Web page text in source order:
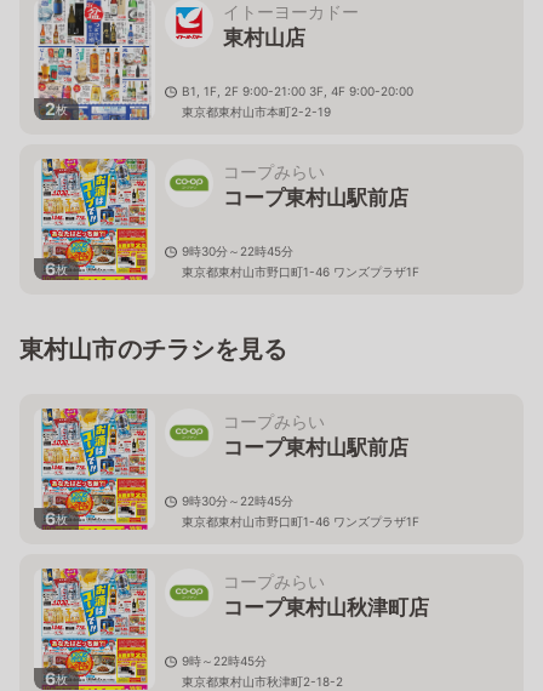
2枚
イトーヨーカドー
東村山店
B1, 1F, 2F 9:00-21:00 3F, 4F 9:00-20:00
東京都東村山市本町2-2-19
6枚
コープみらい
コープ東村山駅前店
9時30分～22時45分
東京都東村山市野口町1-46 ワンズプラザ1F
東村山市のチラシを見る
6枚
コープみらい
コープ東村山駅前店
9時30分～22時45分
東京都東村山市野口町1-46 ワンズプラザ1F
6枚
コープみらい
コープ東村山秋津町店
9時～22時45分
東京都東村山市秋津町2-18-2